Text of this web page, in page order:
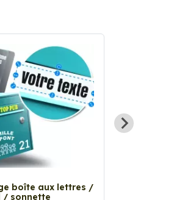
boîte aux lettres /
/ sonnette